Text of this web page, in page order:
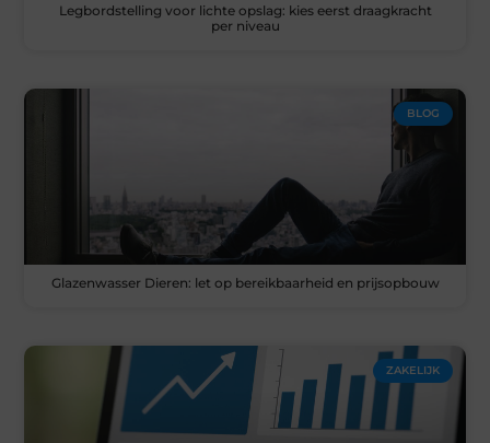
Legbordstelling voor lichte opslag: kies eerst draagkracht
per niveau
BLOG
Glazenwasser Dieren: let op bereikbaarheid en prijsopbouw
ZAKELIJK